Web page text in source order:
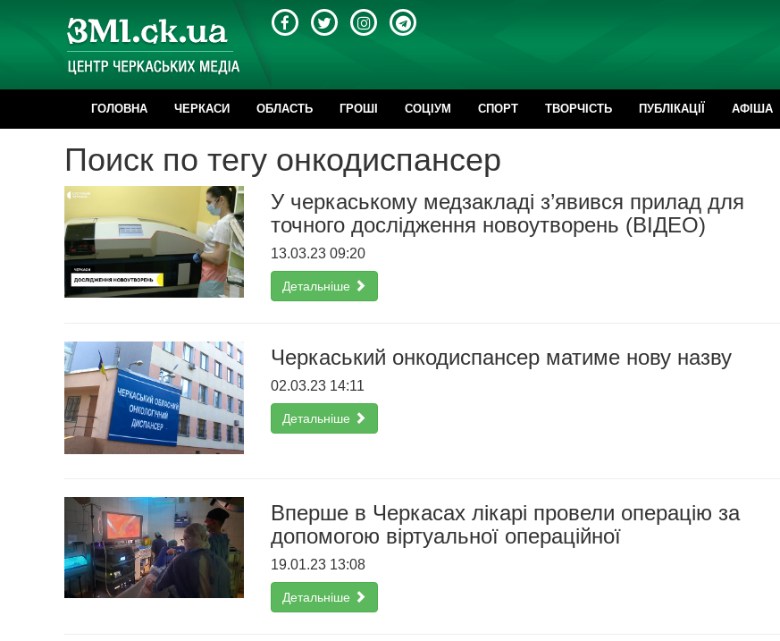
ГОЛОВНА ЧЕРКАСИ ОБЛАСТЬ ГРОШІ CОЦІУМ СПОРТ ТВОРЧІСТЬ ПУБЛІКАЦІЇ АФІША
Поиск по тегу онкодиспансер
У черкаському медзакладі з’явився прилад для
точного дослідження новоутворень (ВІДЕО)
13.03.23 09:20
Детальніше
Черкаський онкодиспансер матиме нову назву
02.03.23 14:11
Детальніше
Вперше в Черкасах лікарі провели операцію за
допомогою віртуальної операційної
19.01.23 13:08
Детальніше